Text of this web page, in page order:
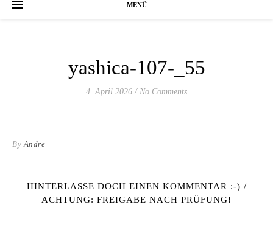
MENÜ
yashica-107-_55
4. April 2026 / No Comments
ByAndre
HINTERLASSE DOCH EINEN KOMMENTAR :-) /
ACHTUNG: FREIGABE NACH PRÜFUNG!